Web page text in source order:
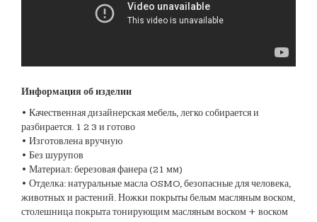
Информация об изделии
• Качественная дизайнерская мебель, легко собирается и
разбирается. 1 2 3 и готово
• Изготовлена вручную
• Без шурупов
• Материал: березовая фанера (21 мм)
• Отделка: натуральные масла OSMO, безопасные для человека,
животных и растений. Ножки покрыты белым масляным воском,
столешница покрыта тонирующим масляным воском + воском